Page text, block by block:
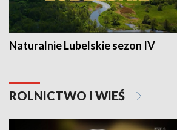
Naturalnie Lubelskie sezon IV
ROLNICTWO I WIEŚ